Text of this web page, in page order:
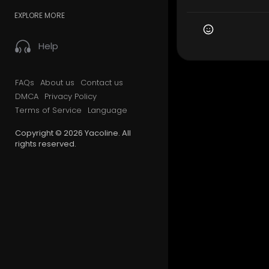
EXPLORE MORE
Help
FAQs About us
Contact us
DMCA Privacy Policy
Terms of Service
Language
Copyright © 2026 Yacoline. All
rights reserved.